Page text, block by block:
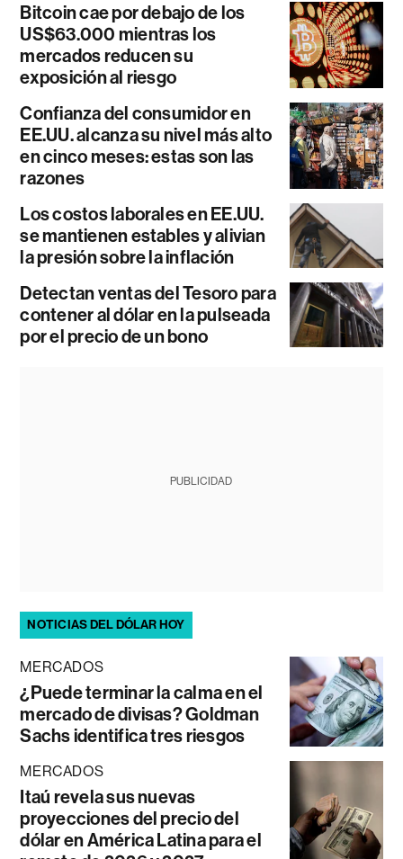
Bitcoin cae por debajo de los
US$63.000 mientras los
mercados reducen su
exposición al riesgo
Confianza del consumidor en
EE.UU. alcanza su nivel más alto
en cinco meses: estas son las
razones
Los costos laborales en EE.UU.
se mantienen estables y alivian
la presión sobre la inflación
Detectan ventas del Tesoro para
contener al dólar en la pulseada
por el precio de un bono
PUBLICIDAD
NOTICIAS DEL DÓLAR HOY
MERCADOS
¿Puede terminar la calma en el
mercado de divisas? Goldman
Sachs identifica tres riesgos
MERCADOS
Itaú revela sus nuevas
proyecciones del precio del
dólar en América Latina para el